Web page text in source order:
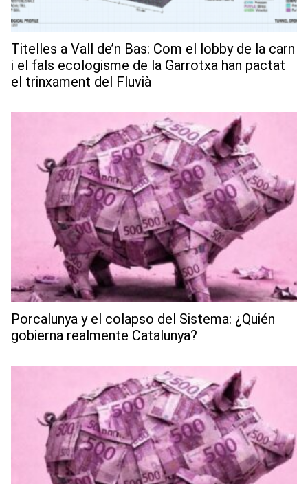
Titelles a Vall de’n Bas: Com el lobby de la carn
i el fals ecologisme de la Garrotxa han pactat
el trinxament del Fluvià
Porcalunya y el colapso del Sistema: ¿Quién
gobierna realmente Catalunya?